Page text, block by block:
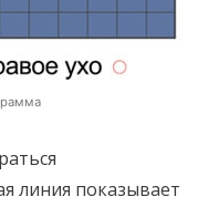
линия показывает